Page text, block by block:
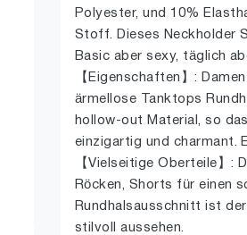
Polyester, und 10%
Stoff. Dieses Neckholder
Basic aber sexy, täglich
【Eigenschaften】:
ärmellose Tanktops
hollow-out Material, so
einzigartig und charmant.
【Vielseitige Oberteile】:
Röcken, Shorts für einen
Rundhalsausschnitt ist
stilvoll aussehen.